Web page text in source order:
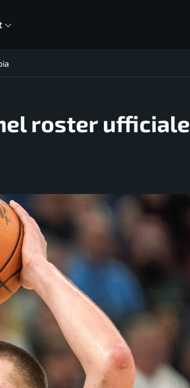
roster ufficiale